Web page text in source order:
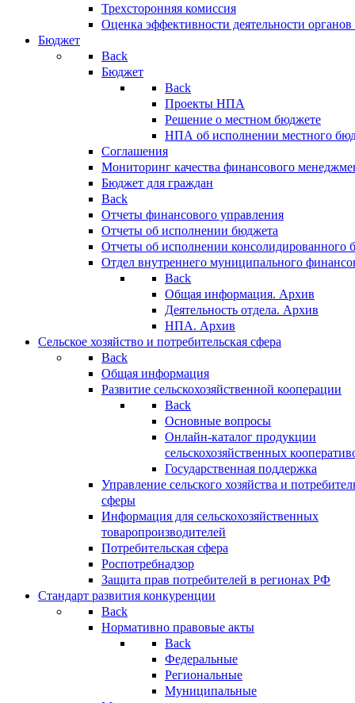
Трехсторонняя комиссия
Оценка эффективности деятельности
Бюджет
Back
Бюджет
Back
Проекты НПА
Решение о местном бюджете
НПА об исполнении местного
Соглашения
Мониторинг качества финансового
Бюджет для граждан
Back
Отчеты финансового управления
Отчеты об исполнении бюджета
Отчеты об исполнении консолидированного
Отдел внутреннего муниципального
Back
Общая информация. Архив
Деятельность отдела. Архив
НПА. Архив
Сельское хозяйство и потребительская сфера
Back
Общая информация
Развитие сельскохозяйственной кооперации
Back
Основные вопросы
Онлайн-каталог продукции
сельскохозяйственных
Государственная поддержка
Управление сельского хозяйства и
сферы
Информация для сельскохозяйственных
товаропроизводителей
Потребительская сфера
Роспотребнадзор
Защита прав потребителей в регионах РФ
Стандарт развития конкуренции
Back
Нормативно правовые акты
Back
Федеральные
Региональные
Муниципальные